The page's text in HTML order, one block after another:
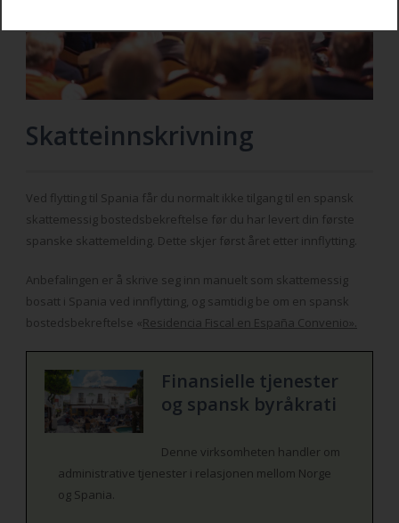
Skatteinnskrivning
Ved flytting til Spania får du normalt ikke tilgang til en spansk
skattemessig bostedsbekreftelse før du har levert din første
spanske skattemelding. Dette skjer først året etter innflytting.
Anbefalingen er å skrive seg inn manuelt som skattemessig
bosatt i Spania ved innflytting, og samtidig be om en spansk
bostedsbekreftelse « Residencia Fiscal en España Convenio».
Finansielle tjenester
og spansk byråkrati
Denne virksomheten handler om
administrative tjenester i relasjonen mellom Norge
og Spania.